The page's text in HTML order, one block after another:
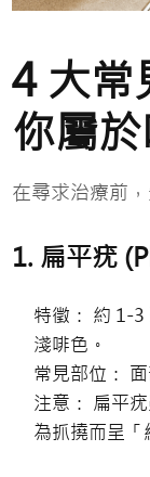
4 大常
你屬
在尋求治療前
1. 扁平疣
特徵： 約 1-
淺啡色。
常見部位：
注意： 扁平
為抓撓而呈「